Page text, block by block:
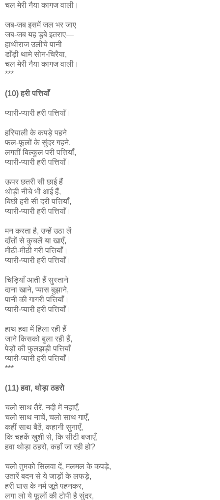
चल मेरी नैया कागज वाली।
जब-जब इसमें जल भर जाए
जब-जब यह डूबे इतराए—
हाथीराज उलीचे पानी
डाँड़ी थामे सोन-चिरैया,
चल मेरी नैया कागज वाली।
***
(10) हरी पत्तियाँ
प्यारी-प्यारी हरी पत्तियाँ।
हरियाली के कपड़े पहने
फल-फूलों के सुंदर गहने,
लगतीं बिल्कुल परी पत्तियाँ,
प्यारी-प्यारी हरी पत्तियाँ।
ऊपर छतरी सी छाई हैं
थोड़ी नीचे भी आई हैं,
बिछी हरी सी दरी पत्तियाँ,
प्यारी-प्यारी हरी पत्तियाँ।
मन करता है, उन्हें उठा लें
दाँतों से कुचलें या खाएँ,
मीठी-मीठी गरी पत्तियाँ।
प्यारी-प्यारी हरी पत्तियाँ।
चिड़ियाँ आती हैं सुस्ताने
दाना खाने, प्यास बुझाने,
पानी की गागरी पत्तियाँ।
प्यारी-प्यारी हरी पत्तियाँ।
हाथ हवा में हिला रही हैं
जाने किसको बुला रही हैं,
पेड़ों की फुलझड़ी पत्तियाँ
प्यारी-प्यारी हरी पत्तियाँ।
***
(11) हवा, थोड़ा ठहरो
चलो साथ तैरें, नदी में नहाएँ,
चलो साथ नाचें, चलो साथ गाएँ,
कहीं साथ बैठें, कहानी सुनाएँ,
कि चहकें खुशी से, कि सीटी बजाएँ,
हवा थोड़ा ठहरो, कहाँ जा रही हो?
चलो तुमको सिलवा दें, मलमल के कपड़े,
उतारें बदन से ये जाड़ों के लफड़े,
हरी घास के नर्म जूते पहनकर,
लगा लो ये फूलों की टोपी है सुंदर,